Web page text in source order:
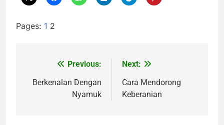
Pages: 1 2
Navigasi
pos
Previous:
Berkenalan Dengan
Nyamuk
Next:
Cara Mendorong
Keberanian